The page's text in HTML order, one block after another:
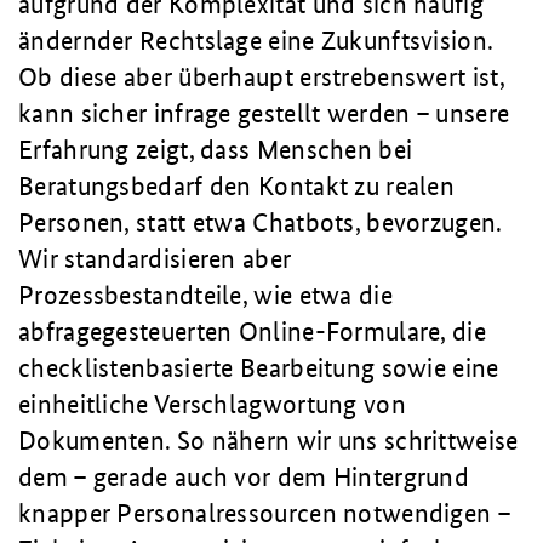
ändernder Rechtslage eine Zukunftsvision.
Ob diese aber überhaupt erstrebenswert ist,
kann sicher infrage gestellt werden – unsere
Erfahrung zeigt, dass Menschen bei
Beratungsbedarf den Kontakt zu realen
Personen, statt etwa Chatbots, bevorzugen.
Wir standardisieren aber
Prozessbestandteile, wie etwa die
abfragegesteuerten Online-Formulare, die
checklistenbasierte Bearbeitung sowie eine
einheitliche Verschlagwortung von
Dokumenten. So nähern wir uns schrittweise
dem – gerade auch vor dem Hintergrund
knapper Personalressourcen notwendigen –